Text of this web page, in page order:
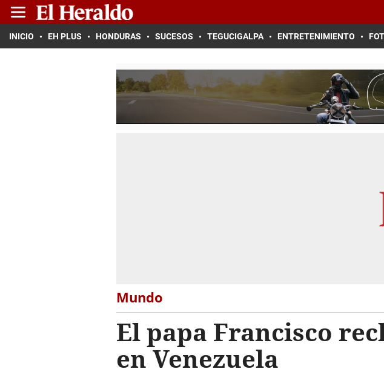
INICIO EH PLUS HONDURAS SUCESOS TEGUCIGALPA ENTRETENIMIENTO
Mundo
El papa Francisco
en Venezuela